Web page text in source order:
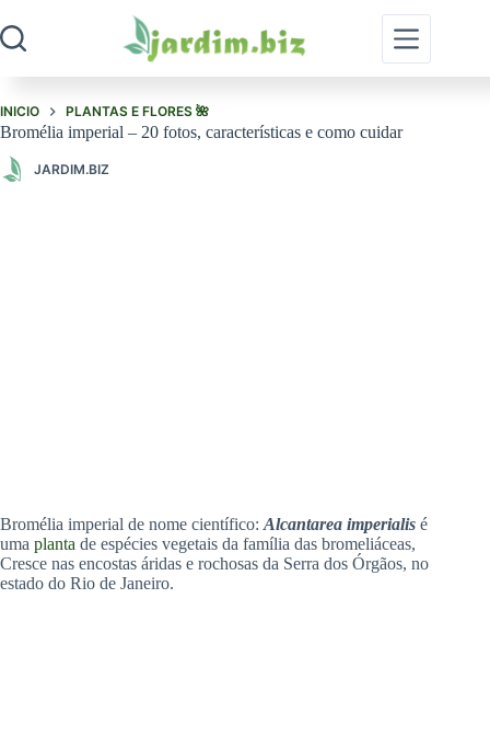
para
o
INICIO PLANTAS E FLORES 🌺
Bromélia imperial – 20 fotos, características e como cuidar
JARDIM.BIZ
Bromélia imperial de nome científico: Alcantarea imperialis é
uma planta de espécies vegetais da família das bromeliáceas,
Cresce nas encostas áridas e rochosas da Serra dos Órgãos, no
estado do Rio de Janeiro.